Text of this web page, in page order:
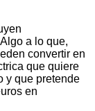
a lo que,
convertir en
que quiere
y que pretende
en